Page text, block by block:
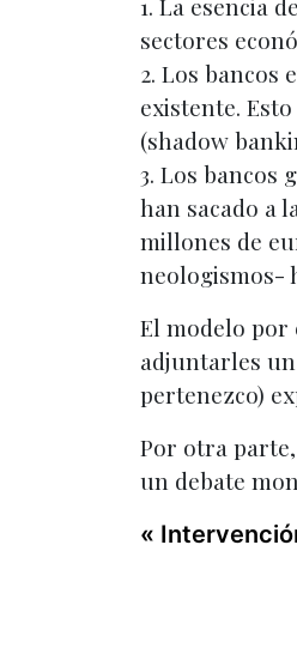
sectores
2. Los bancos
existente.
(shadow
3. Los bancos
han sacado a
millones de
neologismos-
El modelo por
adjuntarles
pertenezco)
Por otra
un debate
«